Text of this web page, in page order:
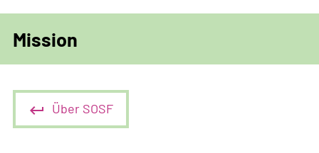
Mission
Über SOSF